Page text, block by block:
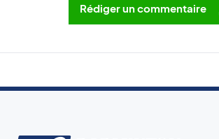
Rédiger un commentaire